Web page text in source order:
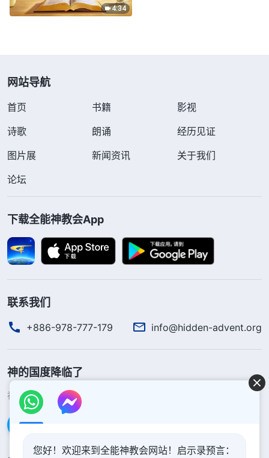
4:34
网站导航
首页 书籍
影视
诗歌
朗诵
经历见证
图片展
新闻资讯
关于我们
论坛
下载全能神教会App
联系我们
+886-978-777-179 info@hidden-advent.org
神的国度降临了
神的国度已经降临在人间！你想进入神的国度吗？
通过Messenger联系我们
您好！欢迎来到全能神教会网站！启示录预言：